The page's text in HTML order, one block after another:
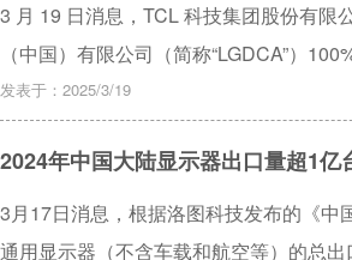
3 月 19 日消息，TCL 科技集团股份有限
（中国）有限公司（简称“LGDCA”）
交易已取得相关部门审批，公司已完成
LGDGZ 将自 2025 年第二季度起纳入公
发表于：2025/3/19
2024年中国大陆显示器出口量超1亿
3月17日消息，根据洛图科技发布的《
通用显示器（不含车载和航空等）的总